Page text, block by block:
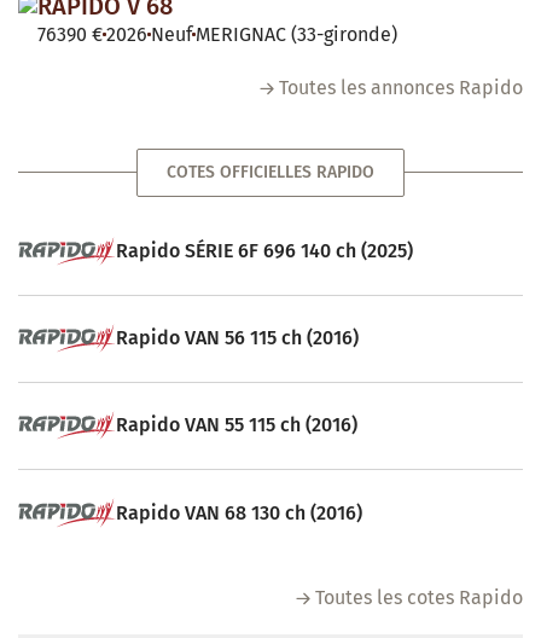
RAPIDO V 68
76390 €2026 Neuf MERIGNAC (33-gironde)
Toutes les annonces Rapido
COTES OFFICIELLES RAPIDO
Rapido SÉRIE 6F 696 140 ch (2025)
Rapido VAN 56 115 ch (2016)
Rapido VAN 55 115 ch (2016)
Rapido VAN 68 130 ch (2016)
Toutes les cotes Rapido